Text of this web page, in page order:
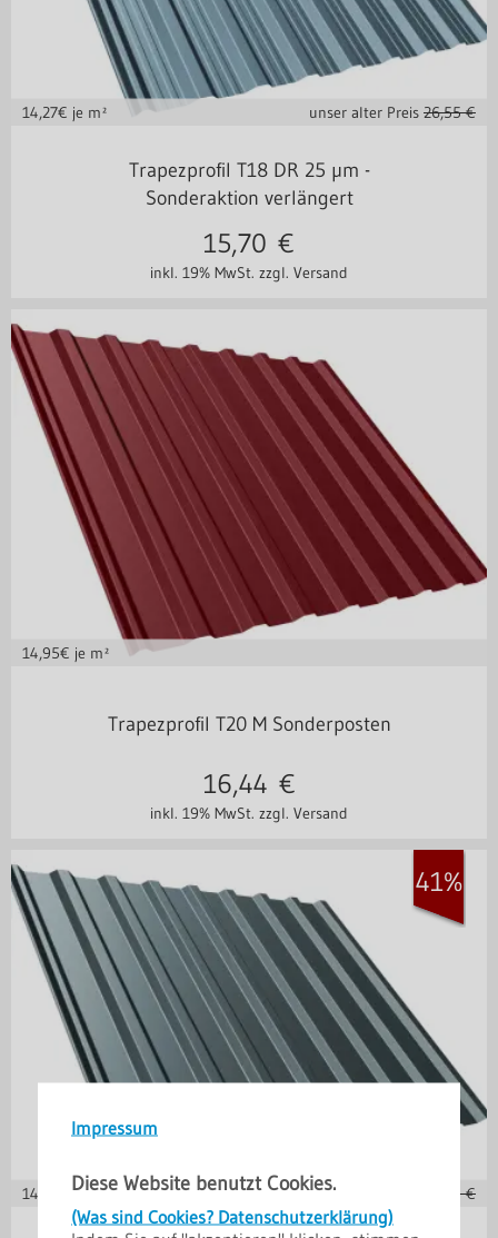
Impressum
Diese Website benutzt Cookies.
(Was sind Cookies? Datenschutzerklärung)
14,27€ je m² unser alter Preis 26,55 €
Trapezprofil T18 DR 25 µm -
Sonderaktion verlängert
inkl. 19% MwSt. zzgl. Versand
15,70 €
14,95€ je m²
Trapezprofil T20 M Sonderposten
inkl. 19% MwSt. zzgl. Versand
16,44 €
Stahl 0,50 mm
14,27 € je m² unser alter Preis 26,55 €
41%